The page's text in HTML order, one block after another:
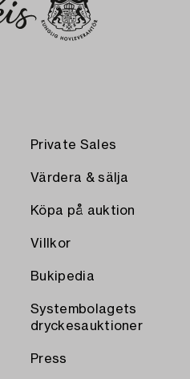
Private Sales
Värdera & sälja
Köpa på auktion
Villkor
Bukipedia
Systembolagets
dryckesauktioner
Press